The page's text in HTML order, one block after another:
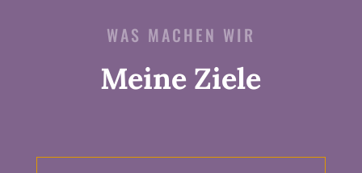
WAS MACHEN WIR
Meine Ziele